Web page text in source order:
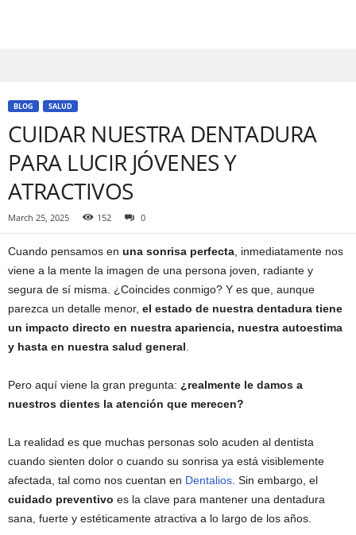
BLOG SALUD
CUIDAR NUESTRA DENTADURA
PARA LUCIR JÓVENES Y
ATRACTIVOS
March 25, 2025 152 0
Cuando pensamos en una sonrisa perfecta , inmediatamente nos
viene a la mente la imagen de una persona joven, radiante y
segura de sí misma. ¿Coincides conmigo? Y es que, aunque
parezca un detalle menor, el estado de nuestra dentadura tiene
un impacto directo en nuestra apariencia, nuestra autoestima
y hasta en nuestra salud general
Pero aquí viene la gran pregunta: ¿realmente le damos a
nuestros dientes la atención que merecen?
La realidad es que muchas personas solo acuden al dentista
cuando sienten dolor o cuando su sonrisa ya está visiblemente
afectada, tal como nos cuentan en Dentalios . Sin embargo, el
cuidado preventivo es la clave para mantener una dentadura
sana, fuerte y estéticamente atractiva a lo largo de los años.